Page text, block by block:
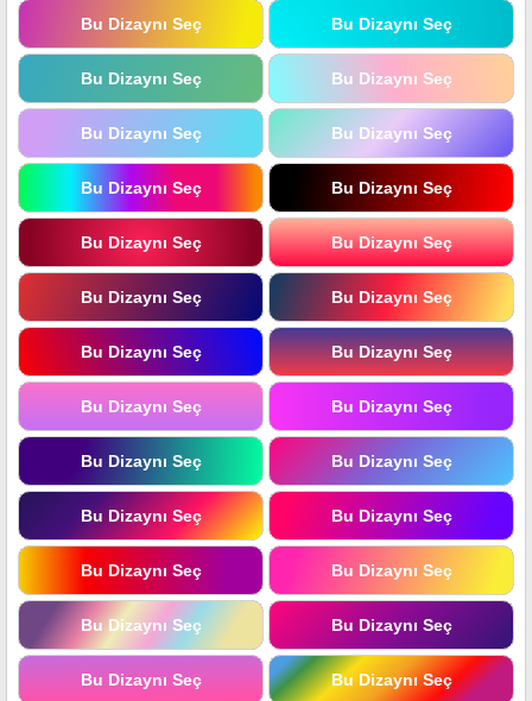
Bu Dizaynı Seç Bu Dizaynı Seç
Bu Dizaynı Seç Bu Dizaynı Seç
Bu Dizaynı Seç Bu Dizaynı Seç
Bu Dizaynı Seç Bu Dizaynı Seç
Bu Dizaynı Seç Bu Dizaynı Seç
Bu Dizaynı Seç Bu Dizaynı Seç
Bu Dizaynı Seç Bu Dizaynı Seç
Bu Dizaynı Seç Bu Dizaynı Seç
Bu Dizaynı Seç Bu Dizaynı Seç
Bu Dizaynı Seç Bu Dizaynı Seç
Bu Dizaynı Seç Bu Dizaynı Seç
Bu Dizaynı Seç Bu Dizaynı Seç
Bu Dizaynı Seç Bu Dizaynı Seç